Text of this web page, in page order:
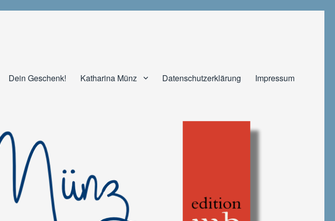
Dein Geschenk! Katharina Münz Datenschutzerklärung Impressum